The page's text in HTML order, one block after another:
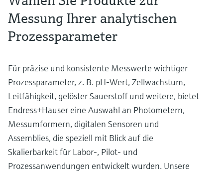
Messung Ihrer analytischen
Prozessparameter
Für präzise und konsistente Messwerte wichtiger
Prozessparameter, z. B. pH-Wert, Zellwachstum,
Leitfähigkeit, gelöster Sauerstoff und weitere, bietet
Endress+Hauser eine Auswahl an Photometern,
Messumformern, digitalen Sensoren und
Assemblies, die speziell mit Blick auf die
Skalierbarkeit für Labor-, Pilot- und
Prozessanwendungen entwickelt wurden. Unsere